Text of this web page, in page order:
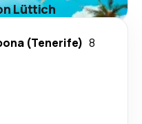
Lüttich
(Tenerife) 8